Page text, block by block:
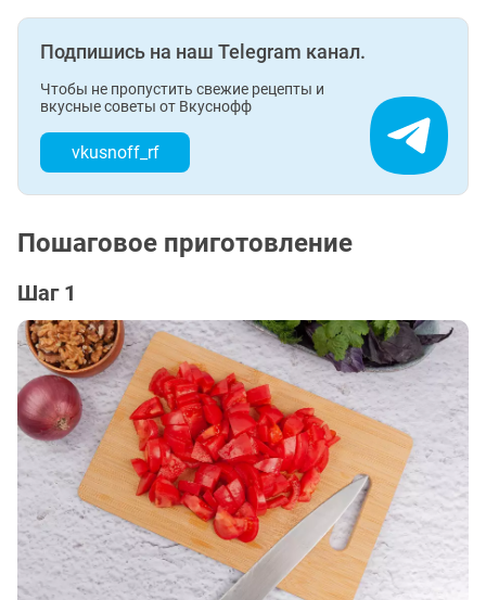
Подпишись на наш Telegram канал.
Чтобы не пропустить свежие рецепты и
вкусные советы от Вкуснофф
vkusnoff_rf
Пошаговое приготовление
Шаг 1